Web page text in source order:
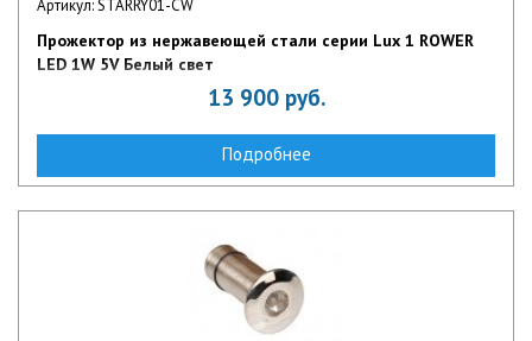
Артикул: STARRY01-CW
Прожектор из нержавеющей стали серии Lux 1 ROWER
LED 1W 5V Белый свет
13 900 руб.
Подробнее